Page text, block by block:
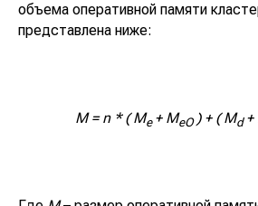
объема оперативной памяти
представлена ниже:
M = n * ( Me + MeO) + ( Md +